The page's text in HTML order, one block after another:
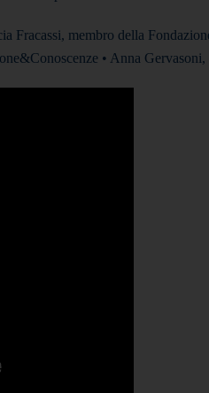
Fracassi, membro della
• Anna